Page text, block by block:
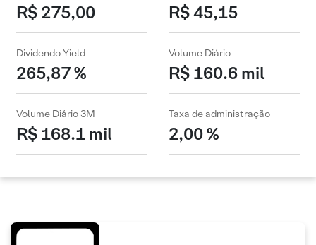
R$ 275,00 R$ 45,15
Dividendo Yield
265,87 %
Volume Diário
R$ 160.6 mil
Volume Diário 3M
R$ 168.1 mil
Taxa de administração
2,00 %